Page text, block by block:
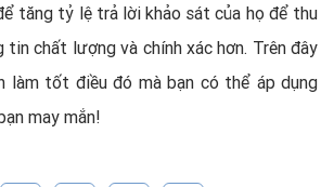
tăng tỷ lệ trả lời khảo sát của họ để thu
chất lượng và chính xác hơn. Trên đây
làm tốt điều đó mà bạn có thể áp dụng
may mắn!